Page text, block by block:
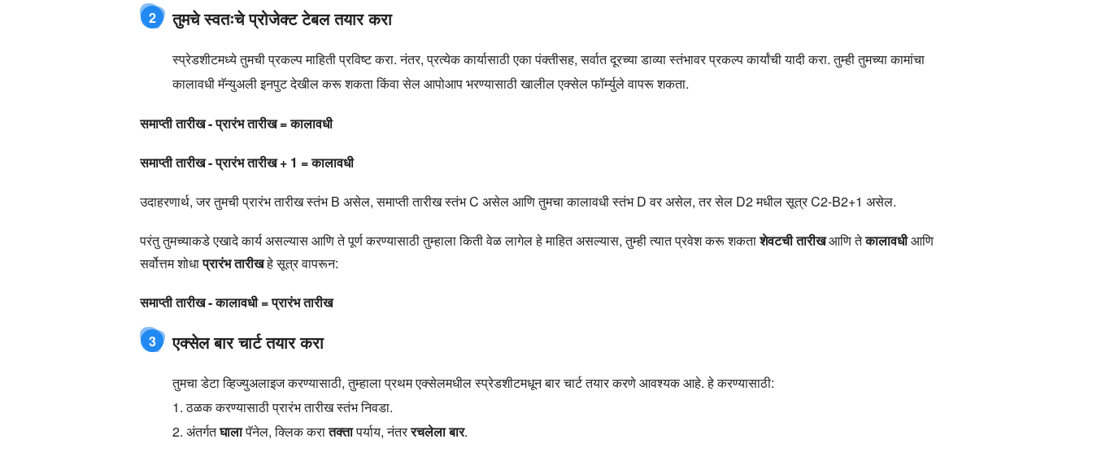
2 तुमचे स्वतःचे प्रोजेक्ट टेबल तयार करा
स्प्रेडशीटमध्ये तुमची प्रकल्प माहिती प्रविष्ट करा. नंतर, प्रत्येक कार्यासाठी एका पंक्तीसह, सर्वात दूरच्या डाव्या स्तंभावर प्रकल्प कार्यांची यादी करा. तुम्ही तुमच्या कामांचा
कालावधी मॅन्युअली इनपुट देखील करू शकता किंवा सेल आपोआप भरण्यासाठी खालील एक्सेल फॉर्म्युले वापरू शकता.
समाप्ती तारीख - प्रारंभ तारीख = कालावधी
समाप्ती तारीख - प्रारंभ तारीख + 1 = कालावधी
उदाहरणार्थ, जर तुमची प्रारंभ तारीख स्तंभ B असेल, समाप्ती तारीख स्तंभ C असेल आणि तुमचा कालावधी स्तंभ D वर असेल, तर सेल D2 मधील सूत्र C2-B2+1 असेल.
परंतु तुमच्याकडे एखादे कार्य असल्यास आणि ते पूर्ण करण्यासाठी तुम्हाला किती वेळ लागेल हे माहित असल्यास, तुम्ही त्यात प्रवेश करू शकताशेवटची तारीखआणि तेकालावधीआणि
सर्वोत्तम शोधाप्रारंभ तारीखहे सूत्र वापरून:
समाप्ती तारीख - कालावधी = प्रारंभ तारीख
3 एक्सेल बार चार्ट तयार करा
तुमचा डेटा व्हिज्युअलाइज करण्यासाठी, तुम्हाला प्रथम एक्सेलमधील स्प्रेडशीटमधून बार चार्ट तयार करणे आवश्यक आहे. हे करण्यासाठी:
1. ठळक करण्यासाठी प्रारंभ तारीख स्तंभ निवडा.
2. अंतर्गतघालापॅनेल, क्लिक करातक्तापर्याय, नंतररचलेला बार.